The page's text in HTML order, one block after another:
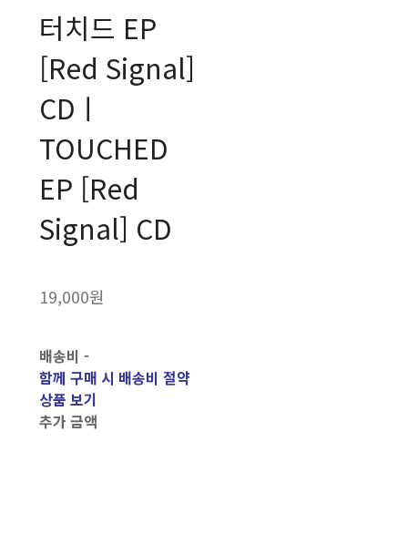
터치드 EP
[Red Signal]
CDㅣ
TOUCHED
EP [Red
Signal] CD
19,000원
배송비 -
함께 구매 시 배송비 절약
상품 보기
추가 금액